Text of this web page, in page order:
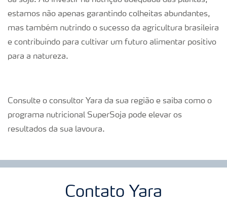
estamos não apenas garantindo colheitas abundantes,
mas também nutrindo o sucesso da agricultura brasileira
e contribuindo para cultivar um futuro alimentar positivo
para a natureza.
Consulte o consultor Yara da sua região e saiba como o
programa nutricional SuperSoja pode elevar os
resultados da sua lavoura.
Contato Yara